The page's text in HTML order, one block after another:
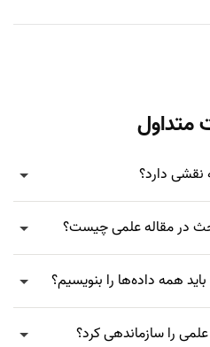
متداول
دارد؟
در مقاله علمی چیست؟
همه داده‌ها را بنویسیم؟
را سازماندهی کرد؟